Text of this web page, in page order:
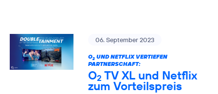
06. September 2023
O2UND NETFLIX VERTIEFEN
PARTNERSCHAFT:
O2 TV XL und Netflix
zum Vorteilspreis